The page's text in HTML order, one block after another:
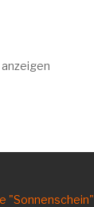
"Sonnenschein"